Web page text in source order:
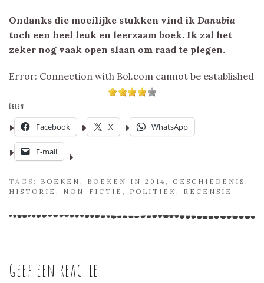
Ondanks die moeilijke stukken vind ik Danubia
toch een heel leuk en leerzaam boek. Ik zal het
zeker nog vaak open slaan om raad te plegen.
Error: Connection with Bol.com cannot be established
Delen:
Facebook X WhatsApp
E-mail
TAGS: BOEKEN BOEKEN IN 2014 GESCHIEDENIS
HISTORIE
NON-FICTIE POLITIEK RECENSIE
Geef een reactie